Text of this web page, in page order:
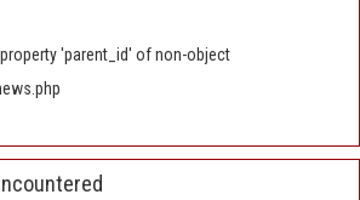
'parent_id' of non-object